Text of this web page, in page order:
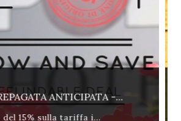
TARIFFA RIMBORSABILE -
miglior tariffa internet